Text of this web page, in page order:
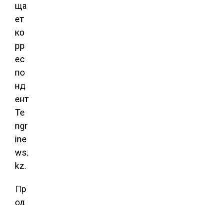
ща
ет
ко
рр
ес
по
нд
ент
Te
ngr
ine
ws.
kz.
Пр
од